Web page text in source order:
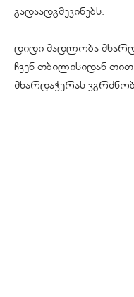
გადაადგმევინებს.
დიდი მადლობა
ჩვენ თბილისიდან
მხარდაჭერას